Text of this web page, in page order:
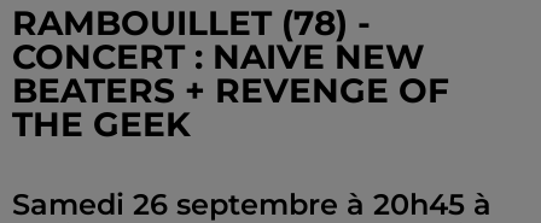
RAMBOUILLET (78) -
CONCERT : NAIVE NEW
BEATERS + REVENGE OF
THE GEEK
Samedi 26 septembre à 20h45 à